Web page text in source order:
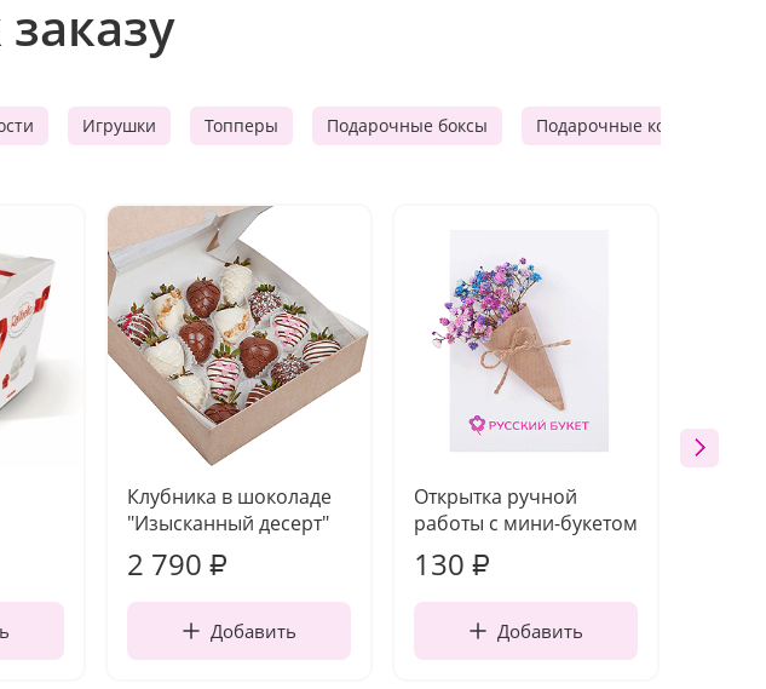
Игрушки Топперы Подарочные боксы Подарочные корзины
Клубника в шоколаде
"Изысканный десерт"
2 790 ₽
Добавить
Открытка ручной
работы с мини-букетом
130 ₽
Добавить